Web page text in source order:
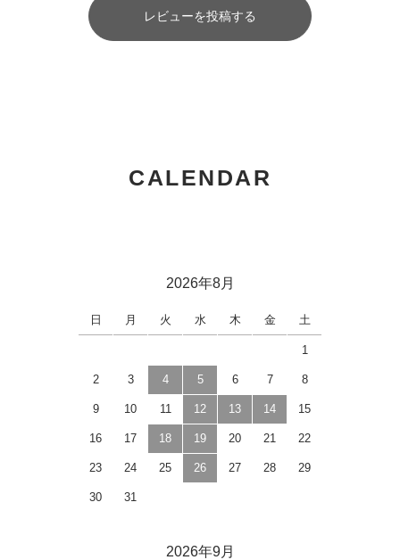
レビューを投稿する
CALENDAR
2026年8月
日 月 火 水 木 金 土
1
2 3 4 5 6 7 8
9 10 11 12 13 14 15
16 17 18 19 20 21 22
23 24 25 26 27 28 29
30 31
2026年9月